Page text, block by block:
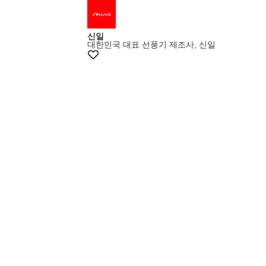
+20% 쿠폰
신일
대한민국 대표 선풍기 제조사, 신일